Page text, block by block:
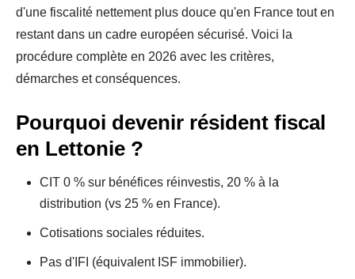
d'une fiscalité nettement plus douce qu'en France tout en
restant dans un cadre européen sécurisé. Voici la
procédure complète en 2026 avec les critères,
démarches et conséquences.
Pourquoi devenir résident fiscal
en Lettonie ?
CIT 0 % sur bénéfices réinvestis, 20 % à la
distribution (vs 25 % en France).
Cotisations sociales réduites.
Pas d'IFI (équivalent ISF immobilier).